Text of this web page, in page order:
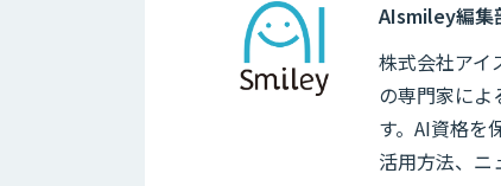
AIsmiley編集
株式会社アイ
の専門家によ
す。AI資格を
活用方法、ニ